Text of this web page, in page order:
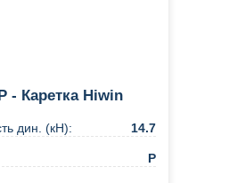
- Каретка Hiwin
дин. (кН): 14.7
Р